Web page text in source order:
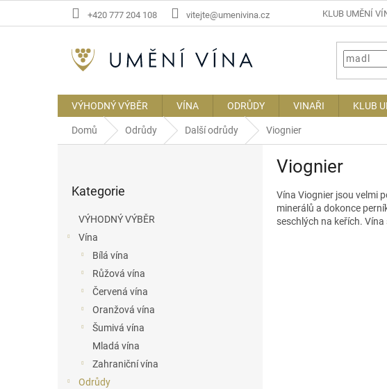
+420 777 204 108 vitejte@umenivina.cz KLUB UMĚNÍ
VÝHODNÝ VÝBĚR VÍNA ODRŮDY VINAŘI KLUB
Domů Odrůdy Další odrůdy Viognier
kategorie
Kategorie
VÝHODNÝ VÝBĚR
Vína
Bílá vína
Růžová vína
Červená vína
Oranžová vína
Šumivá vína
Mladá vína
Zahraniční vína
Odrůdy
Viognier
Vína Viognier jsou velmi
minerálů a dokonce
seschlých na keřích.